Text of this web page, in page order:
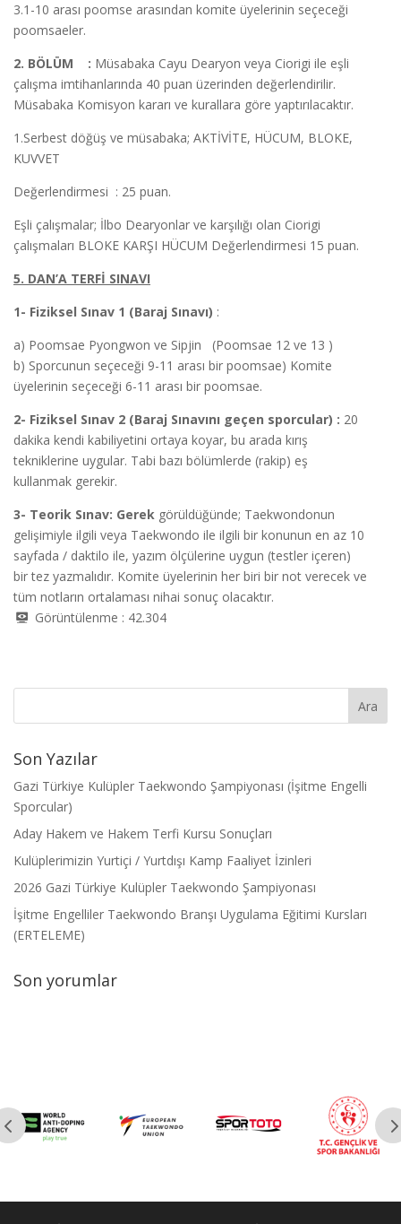
3.1-10 arası poomse arasından komite üyelerinin seçeceği
poomsaeler.
2. BÖLÜM : Müsabaka Cayu Dearyon veya Ciorigi ile eşli
çalışma imtihanlarında 40 puan üzerinden değerlendirilir.
Müsabaka Komisyon kararı ve kurallara göre yaptırılacaktır.
1.Serbest döğüş ve müsabaka; AKTİVİTE, HÜCUM, BLOKE,
KUVVET
Değerlendirmesi : 25 puan.
Eşli çalışmalar; İlbo Dearyonlar ve karşılığı olan Ciorigi
çalışmaları BLOKE KARŞI HÜCUM Değerlendirmesi 15 puan.
5. DAN’A TERFİ SINAVI
1- Fiziksel Sınav 1 (Baraj Sınavı) :
a) Poomsae Pyongwon ve Sipjin (Poomsae 12 ve 13 )
b) Sporcunun seçeceği 9-11 arası bir poomsae) Komite
üyelerinin seçeceği 6-11 arası bir poomsae.
2- Fiziksel Sınav 2 (Baraj Sınavını geçen sporcular) : 20
dakika kendi kabiliyetini ortaya koyar, bu arada kırış
tekniklerine uygular. Tabi bazı bölümlerde (rakip) eş
kullanmak gerekir.
3- Teorik Sınav: Gerek görüldüğünde; Taekwondonun
gelişimiyle ilgili veya Taekwondo ile ilgili bir konunun en az 10
sayfada / daktilo ile, yazım ölçülerine uygun (testler içeren)
bir tez yazmalıdır. Komite üyelerinin her biri bir not verecek ve
tüm notların ortalaması nihai sonuç olacaktır.
Görüntülenme : 42.304
Son Yazılar
Gazi Türkiye Kulüpler Taekwondo Şampiyonası (İşitme Engelli
Sporcular)
Aday Hakem ve Hakem Terfi Kursu Sonuçları
Kulüplerimizin Yurtiçi / Yurtdışı Kamp Faaliyet İzinleri
2026 Gazi Türkiye Kulüpler Taekwondo Şampiyonası
İşitme Engelliler Taekwondo Branşı Uygulama Eğitimi Kursları
(ERTELEME)
Son yorumlar